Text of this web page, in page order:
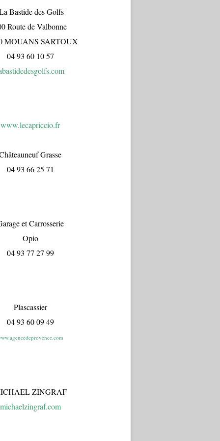
Bastide des Golfs
Route de Valbonne
MOUANS SARTOUX
04 93 60 10 57
www.lecapriccio.fr
Grasse
04 93 66 25 71
et Carrosserie
Opio
04 93 77 27 99
Plascassier
04 93 60 09 49
ZINGRAF
michaelzingraf.com